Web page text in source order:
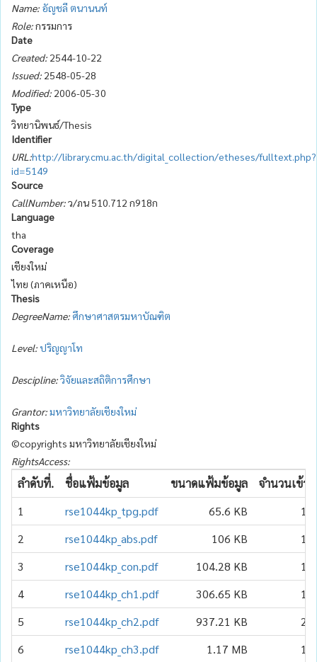
Name: อัญชลี ตนานนท์
Role:กรรมการ
Date
Created: 2544-10-22
Issued: 2548-05-28
Modified: 2006-05-30
Type
วิทยานิพนธ์/Thesis
Identifier
URL:http://library.cmu.ac.th/digital_collection/etheses/fulltext.php?
id=5149
Source
CallNumber:ว/ภน 510.712 ก918ก
Language
tha
Coverage
เชียงใหม่
ไทย (ภาคเหนือ)
Thesis
DegreeName: ศึกษาศาสตรมหาบัณฑิต
Level:ปริญญาโท
Descipline:วิจัยและสถิติการศึกษา
Grantor:มหาวิทยาลัยเชียงใหม่
Rights
©copyrights มหาวิทยาลัยเชียงใหม่
RightsAccess:
ลำดับที่. ชื่อแฟ้มข้อมูล ขนาดแฟ้มข้อมูล
จำนวนเข้าถึ
1
rse1044kp_tpg.pdf 65.6 KB
2
rse1044kp_abs.pdf 106 KB
3
rse1044kp_con.pdf 104.28 KB
4
rse1044kp_ch1.pdf 306.65 KB
5
rse1044kp_ch2.pdf 937.21 KB
6
rse1044kp_ch3.pdf 1.17 MB